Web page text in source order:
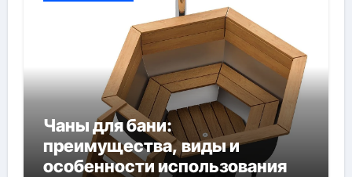
Чаны для бани:
преимущества, виды и
особенности использования